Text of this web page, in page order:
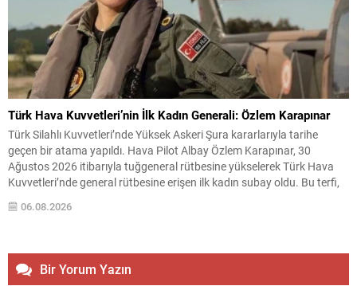
Türk Hava Kuvvetleri’nin İlk Kadın Generali: Özlem Karapınar
Türk Silahlı Kuvvetleri’nde Yüksek Askeri Şura kararlarıyla tarihe
geçen bir atama yapıldı. Hava Pilot Albay Özlem Karapınar, 30
Ağustos 2026 itibarıyla tuğgeneral rütbesine yükselerek Türk Hava
Kuvvetleri’nde general rütbesine erişen ilk kadın subay oldu. Bu terfi,
kadınların askeri komuta kademelerindeki temsiliyetinin güçlenmesi
açısından önemli bir işaret niteliği taşıyor. YAŞ toplantısında...
06.08.2026
Bir Yorum Yazın